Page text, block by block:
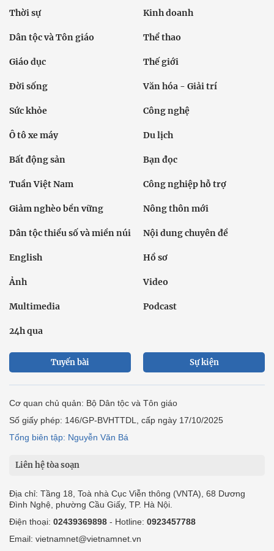
Thời sự Kinh doanh
Dân tộc và Tôn giáo Thể thao
Giáo dục Thế giới
Đời sống Văn hóa - Giải trí
Sức khỏe Công nghệ
Ô tô xe máy Du lịch
Bất động sản Bạn đọc
Tuần Việt Nam Công nghiệp hỗ trợ
Giảm nghèo bền vững Nông thôn mới
Dân tộc thiểu số và miền núi Nội dung chuyên đề
English Hồ sơ
Ảnh Video
Multimedia Podcast
24h qua
Tuyến bài Sự kiện
Cơ quan chủ quản: Bộ Dân tộc và Tôn giáo
Số giấy phép: 146/GP-BVHTTDL, cấp ngày 17/10/2025
Tổng biên tập: Nguyễn Văn Bá
Liên hệ tòa soạn
Địa chỉ: Tầng 18, Toà nhà Cục Viễn thông (VNTA), 68 Dương
Đình Nghệ, phường Cầu Giấy, TP. Hà Nội.
Điện thoại: 02439369898 - Hotline: 0923457788
Email: vietnamnet@vietnamnet.vn